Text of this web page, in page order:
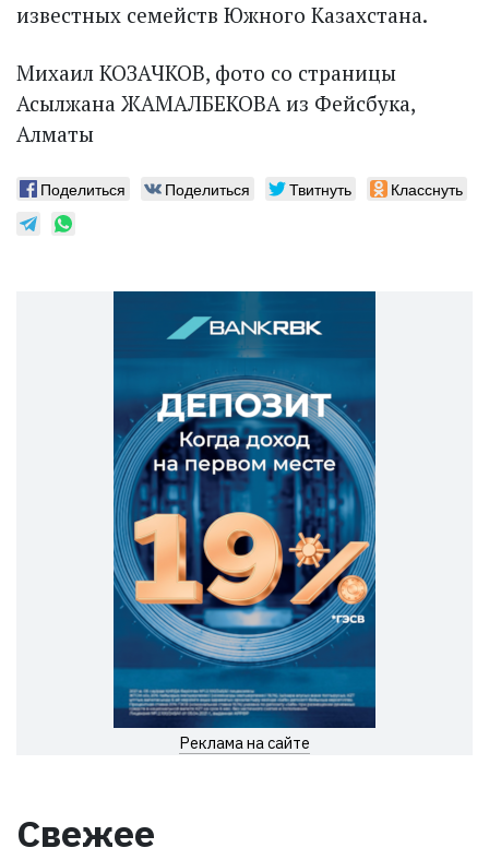
известных семейств Южного Казахстана.
Михаил КОЗАЧКОВ, фото со страницы
Асылжана ЖАМАЛБЕКОВА из Фейсбука,
Алматы
Поделиться Поделиться Твитнуть Класснуть
Реклама на сайте
Свежее